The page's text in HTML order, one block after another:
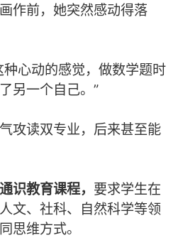
作前，她突然感动得落
种心动的感觉，做数学题时
另一个自己。”
攻读双专业，后来甚至能
通识教育课程， 要求学生在
文、社科、自然科学等领
思维方式。